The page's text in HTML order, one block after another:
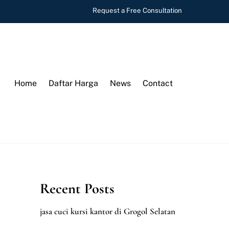
Request a Free Consultation
Home Daftar Harga News Contact
Recent Posts
jasa cuci kursi kantor di Grogol Selatan